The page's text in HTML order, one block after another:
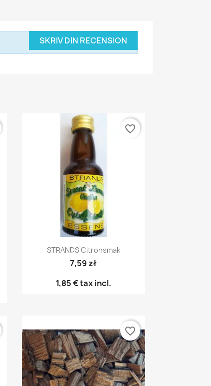
SKRIV DIN RECENSION
Snabbvy
STRANDS Citronsmak
7,59 zł
1,85 €tax incl.
favorite_border
favorite_border